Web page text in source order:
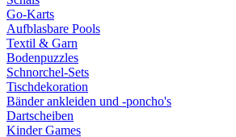
Go-Karts
Aufblasbare Pools
Textil & Garn
Bodenpuzzles
Schnorchel-Sets
Tischdekoration
Bänder ankleiden und -poncho's
Dartscheiben
Kinder Games